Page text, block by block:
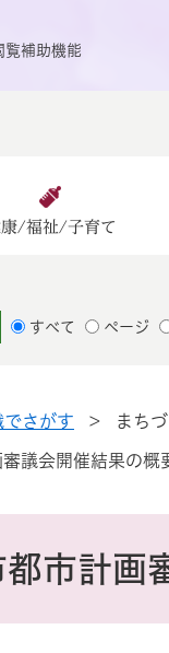
覧補助機能
/福祉/子育て
すべて ページ
でさがす > まち
議会開催結果の概
市計画